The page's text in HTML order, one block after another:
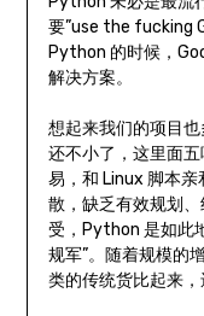
要”use the fucking
Python 的时候，
解决方案。
想起来我们的项目
还不小了，这里面
易，和 Linux 脚本
散，缺乏有效规划
受，Python 是如此
规军”。随着规模的
类的传统货比起来，